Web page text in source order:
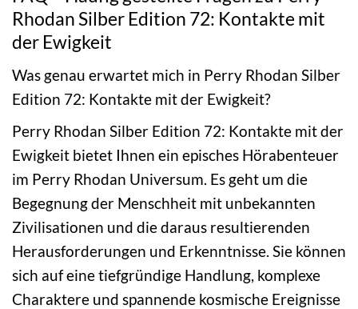
Rhodan Silber Edition 72: Kontakte mit
der Ewigkeit
Was genau erwartet mich in Perry Rhodan Silber
Edition 72: Kontakte mit der Ewigkeit?
Perry Rhodan Silber Edition 72: Kontakte mit der
Ewigkeit bietet Ihnen ein episches Hörabenteuer
im Perry Rhodan Universum. Es geht um die
Begegnung der Menschheit mit unbekannten
Zivilisationen und die daraus resultierenden
Herausforderungen und Erkenntnisse. Sie können
sich auf eine tiefgründige Handlung, komplexe
Charaktere und spannende kosmische Ereignisse